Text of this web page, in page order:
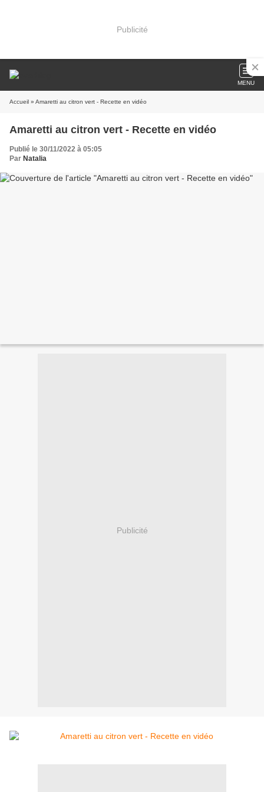
Publicité
MENU
Accueil » Amaretti au citron vert - Recette en vidéo
Amaretti au citron vert - Recette en vidéo
Publié le 30/11/2022 à 05:05
Par Natalia
Publicité